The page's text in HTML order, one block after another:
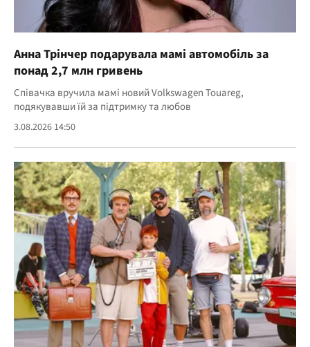
Анна Трінчер подарувала мамі автомобіль за
понад 2,7 млн гривень
Співачка вручила мамі новий Volkswagen Touareg,
подякувавши їй за підтримку та любов
3.08.2026 14:50